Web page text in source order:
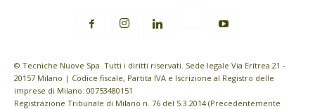
© Tecniche Nuove Spa. Tutti i diritti riservati. Sede legale Via Eritrea 21 -
20157 Milano | Codice fiscale, Partita IVA e Iscrizione al Registro delle
imprese di Milano: 00753480151
Registrazione Tribunale di Milano n. 76 del 5.3.2014 (Precedentemente